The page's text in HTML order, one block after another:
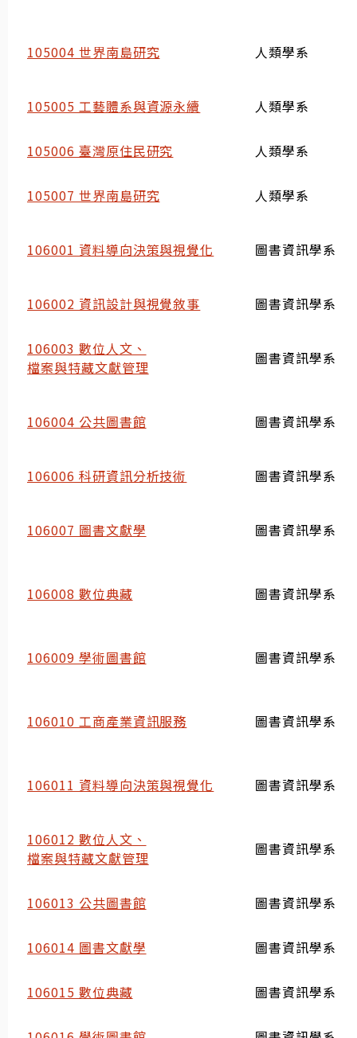
105004 世界南島研究 人類學系
105005 工藝體系與資源永續 人類學系
105006 臺灣原住民研究 人類學系
105007 世界南島研究 人類學系
106001 資料導向決策與視覺化 圖書資訊學系
106002 資訊設計與視覺敘事 圖書資訊學系
106003 數位人文、
檔案與特藏文獻管理
圖書資訊學系
106004 公共圖書館 圖書資訊學系
106006 科研資訊分析技術 圖書資訊學系
106007 圖書文獻學 圖書資訊學系
106008 數位典藏 圖書資訊學系
106009 學術圖書館 圖書資訊學系
106010 工商產業資訊服務 圖書資訊學系
106011 資料導向決策與視覺化 圖書資訊學系
106012 數位人文、
檔案與特藏文獻管理
圖書資訊學系
106013 公共圖書館 圖書資訊學系
106014 圖書文獻學 圖書資訊學系
106015 數位典藏 圖書資訊學系